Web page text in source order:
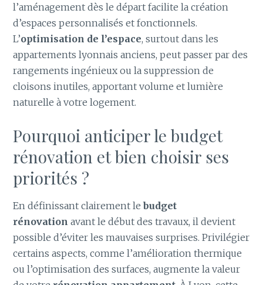
l’aménagement dès le départ facilite la création
d’espaces personnalisés et fonctionnels.
L’optimisation de l’espace, surtout dans les
appartements lyonnais anciens, peut passer par des
rangements ingénieux ou la suppression de
cloisons inutiles, apportant volume et lumière
naturelle à votre logement.
Pourquoi anticiper le budget
rénovation et bien choisir ses
priorités ?
En définissant clairement lebudget
rénovation avant le début des travaux, il devient
possible d’éviter les mauvaises surprises. Privilégier
certains aspects, comme l’amélioration thermique
ou l’optimisation des surfaces, augmente la valeur